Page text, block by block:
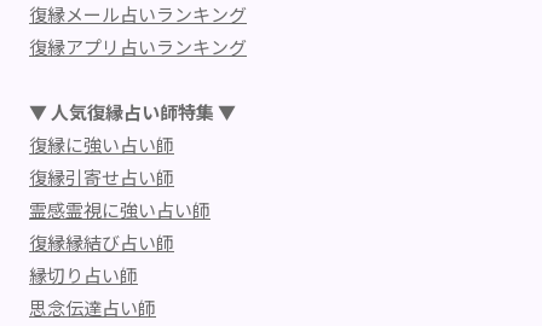
復縁メール占いランキング
復縁アプリ占いランキング
▼ 人気復縁占い師特集 ▼
復縁に強い占い師
復縁引寄せ占い師
霊感霊視に強い占い師
復縁縁結び占い師
縁切り占い師
思念伝達占い師